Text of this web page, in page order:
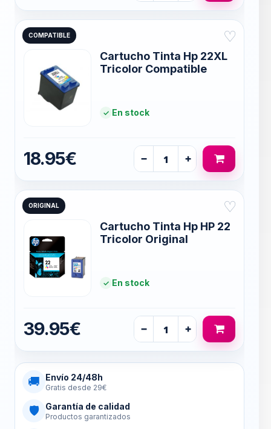
COMPATIBLE ♡
Cartucho Tinta Hp 22XL
Tricolor Compatible
En stock
18.95€ − +
ORIGINAL ♡
Cartucho Tinta Hp HP 22
Tricolor Original
En stock
39.95€ − +
🚚 Envío 24/48h
Gratis desde 29€
🛡 Garantía de calidad
Productos garantizados